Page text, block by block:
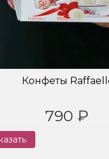
Конфеты
790 ₽